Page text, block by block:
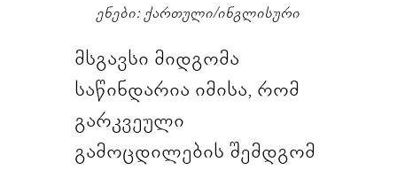
ენები: ქართული/ინგლისური
მსგავსი მიდგომა
საწინდარია იმისა, რომ
გარკვეული
გამოცდილების შემდგომ